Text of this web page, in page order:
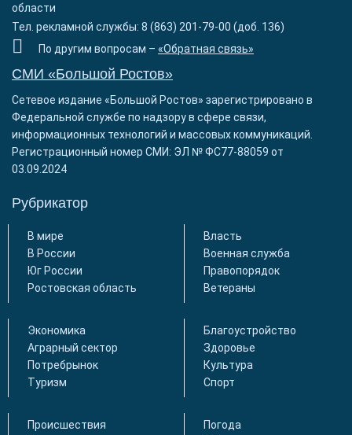
области
Тел. рекламной службы: 8 (863) 201-79-00 (доб. 136)
По другим вопросам – «Обратная связь»
СМИ «Большой Ростов»
Сетевое издание «Большой Ростов» зарегистрировано в
Федеральной службе по надзору в сфере связи,
информационных технологий и массовых коммуникаций.
Регистрационный номер СМИ: ЭЛ № ФС77-88059 от
03.09.2024
Рубрикатор
В мире
В России
Юг России
Ростовская область
Власть
Военная служба
Правопорядок
Ветераны
Экономика
Аграрный сектор
Потребрынок
Туризм
Благоустройство
Здоровье
Культура
Спорт
Происшествия
Погода